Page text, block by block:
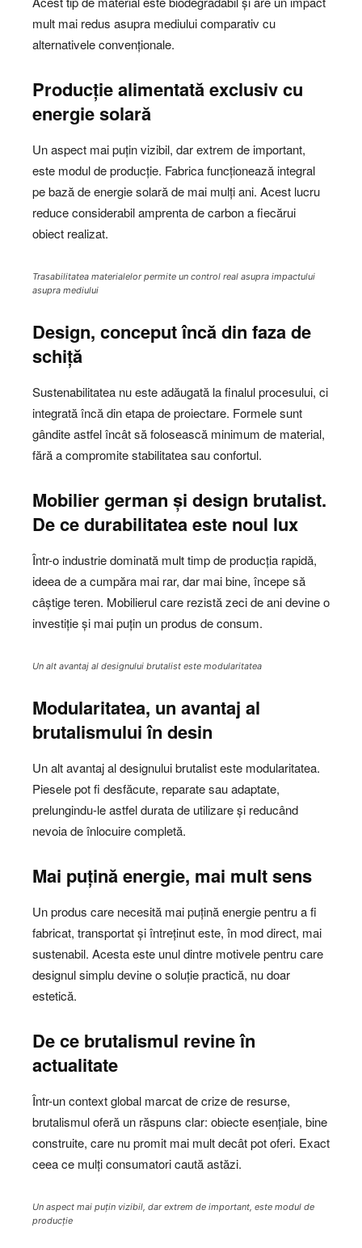
mult mai redus asupra mediului comparativ cu
alternativele convenționale.
Producție alimentată exclusiv cu
energie solară
Un aspect mai puțin vizibil, dar extrem de important,
este modul de producție. Fabrica funcționează integral
pe bază de energie solară de mai mulți ani. Acest lucru
reduce considerabil amprenta de carbon a fiecărui
obiect realizat.
Trasabilitatea materialelor permite un control real asupra impactului
asupra mediului
Design, conceput încă din faza de
schiță
Sustenabilitatea nu este adăugată la finalul procesului, ci
integrată încă din etapa de proiectare. Formele sunt
gândite astfel încât să folosească minimum de material,
fără a compromite stabilitatea sau confortul.
Mobilier german și design brutalist.
De ce durabilitatea este noul lux
Într-o industrie dominată mult timp de producția rapidă,
ideea de a cumpăra mai rar, dar mai bine, începe să
câștige teren. Mobilierul care rezistă zeci de ani devine o
investiție și mai puțin un produs de consum.
Un alt avantaj al designului brutalist este modularitatea
Modularitatea, un avantaj al
brutalismului în desin
Un alt avantaj al designului brutalist este modularitatea.
Piesele pot fi desfăcute, reparate sau adaptate,
prelungindu-le astfel durata de utilizare și reducând
nevoia de înlocuire completă.
Mai puțină energie, mai mult sens
Un produs care necesită mai puțină energie pentru a fi
fabricat, transportat și întreținut este, în mod direct, mai
sustenabil. Acesta este unul dintre motivele pentru care
designul simplu devine o soluție practică, nu doar
estetică.
De ce brutalismul revine în
actualitate
Într-un context global marcat de crize de resurse,
brutalismul oferă un răspuns clar: obiecte esențiale, bine
construite, care nu promit mai mult decât pot oferi. Exact
ceea ce mulți consumatori caută astăzi.
Un aspect mai puțin vizibil, dar extrem de important, este modul de
producție